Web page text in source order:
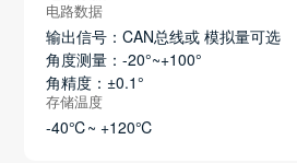
电路数据
输出信号：CAN总线或 模拟量可选
角度测量：-20°~+100°
角精度：±0.1°
存储温度
-40℃~ +120℃